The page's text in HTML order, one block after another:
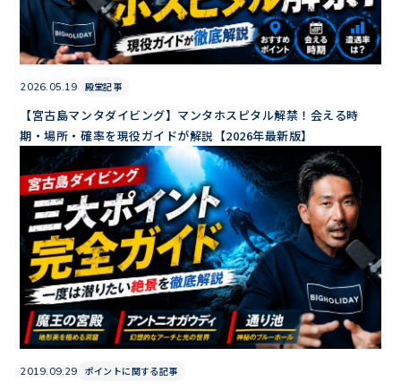
2026.05.19 殿堂記事
【宮古島マンタダイビング】マンタホスピタル解禁！会える時
期・場所・確率を現役ガイドが解説【2026年最新版】
2019.09.29 ポイントに関する記事